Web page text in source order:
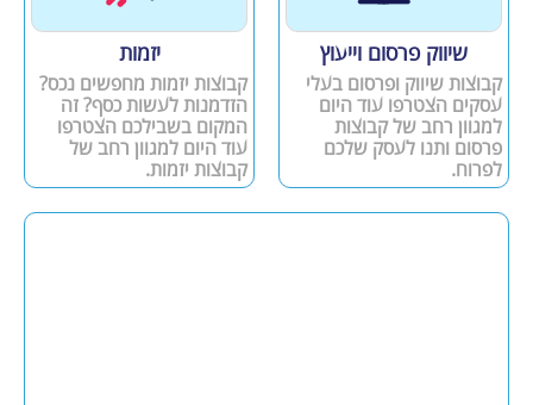
שיווק פרסום וייעוץ
קבוצות שיווק ופרסום בעלי
עסקים הצטרפו עוד היום
למגוון רחב של קבוצות
פרסום ותנו לעסק שלכם
לפרוח.
יזמות
קבוצות יזמות מחפשים נכס?
הזדמנות לעשות כסף? זה
המקום בשבילכם הצטרפו
עוד היום למגוון רחב של
קבוצות יזמות.